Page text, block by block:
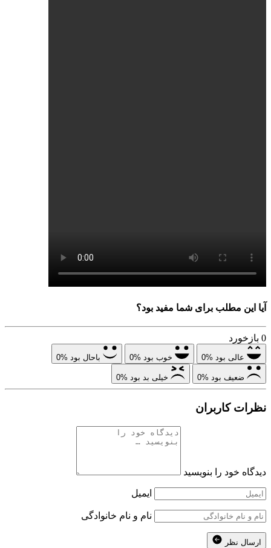
آیا این مطلب برای شما مفید بود؟
0 بازخورد
عالی بود %0 خوب بود %0 باحال بود %0
ضعیف بود %0 خیلی بد بود %0
نظرات کاربران
دیدگاه خود را بنویسید
ایمیل
نام و نام خانوادگی
ارسال نظر